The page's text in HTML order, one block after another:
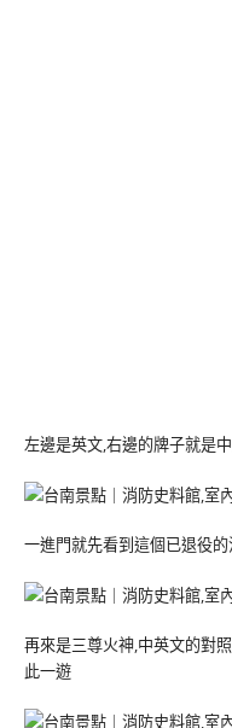
左邊是英文,右邊的牌子就是
一進門就先看到這個已退役
再來是三尊火神,中英文的對
此一遊